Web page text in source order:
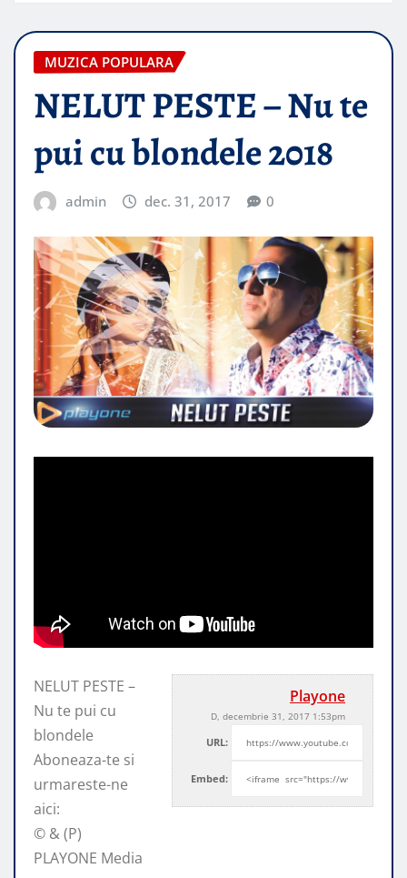
MUZICA POPULARA
NELUT PESTE – Nu te
pui cu blondele 2018
admin dec. 31, 2017 0
Playone
D, decembrie 31, 2017 1:53pm
URL:
Embed:
NELUT PESTE –
Nu te pui cu
blondele
Aboneaza-te si
urmareste-ne
aici:
© & (P)
PLAYONE Media